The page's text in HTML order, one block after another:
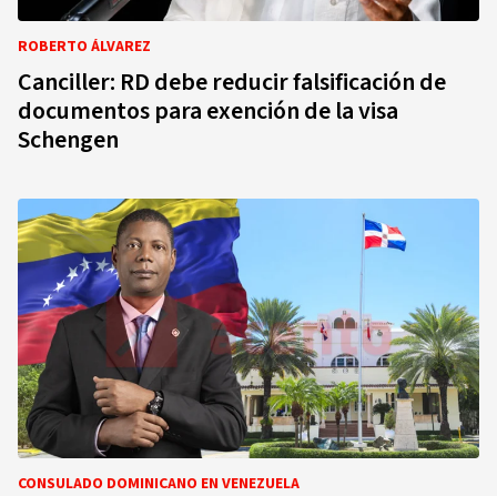
ROBERTO ÁLVAREZ
Canciller: RD debe reducir falsificación de
documentos para exención de la visa
Schengen
CONSULADO DOMINICANO EN VENEZUELA